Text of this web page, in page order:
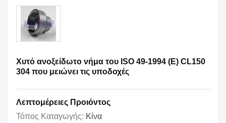
Χυτό ανοξείδωτο νήμα του ISO 49-1994 (Ε) CL150
304 που μειώνει τις υποδοχές
Λεπτομέρειες Προιόντος
Τόπος Καταγωγής: Κίνα